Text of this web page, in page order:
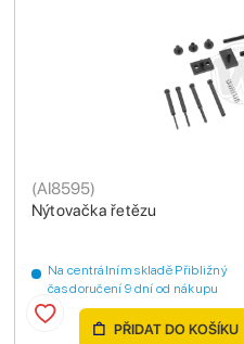
Nýtovačka řetězu
(AI8595)
Na centrálním skladě Přibližný
čas doručení 9 dní od nákupu
PŘIDAT DO KOŠÍKU